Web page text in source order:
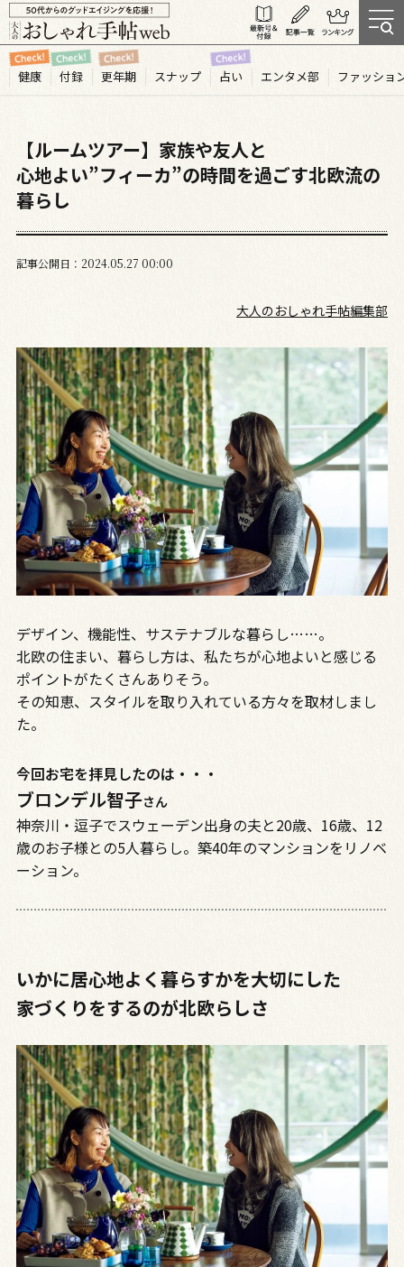
健康 付録 更年期 スナップ 占い エンタメ部 ファッショ
【ルームツアー】家族や友人と
心地よい”フィーカ”の時間を過ごす北欧流の
暮らし
記事公開日 2024.05 27 00:00
大人のおしゃれ手帖編集部
デザイン、機能性、サステナブルな暮らし……。
北欧の住まい、暮らし方は、私たちが心地よいと感じる
ポイントがたくさんありそう。
その知恵、スタイルを取り入れている方々を取材しまし
た。
今回お宅を拝見したのは・・・
ブロンデル智子さん
神奈川・逗子でスウェーデン出身の夫と20歳、16歳、12
歳のお子様との5人暮らし。築40年のマンションをリノベ
ーション。
いかに居心地よく暮らすかを大切にした
家づくりをするのが北欧らしさ